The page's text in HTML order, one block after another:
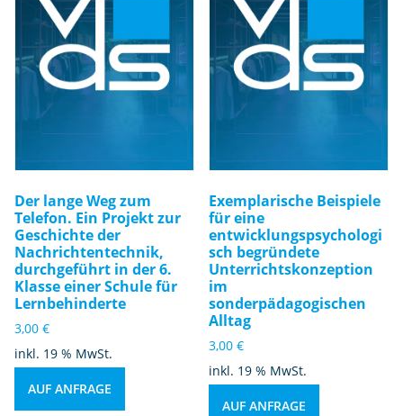
Der lange Weg zum
Telefon. Ein Projekt zur
Geschichte der
Nachrichtentechnik,
durchgeführt in der 6.
Klasse einer Schule für
Lernbehinderte
3,00 €
inkl. 19 % MwSt.
AUF ANFRAGE
Exemplarische Beispiele
für eine
entwicklungspsychologi
sch begründete
Unterrichtskonzeption
im
sonderpädagogischen
Alltag
3,00€
inkl. 19 % MwSt.
AUF ANFRAGE